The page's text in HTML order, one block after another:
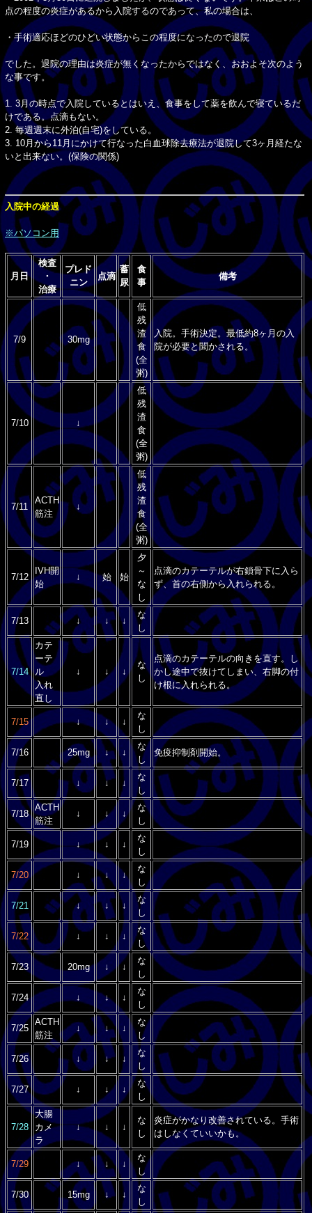
点の程度の炎症があるから入院するのであって、私の場合は、
・手術適応ほどのひどい状態からこの程度になったので退院
でした。退院の理由は炎症が無くなったからではなく、おおよそ次のよう
な事です。
1. 3月の時点で入院しているとはいえ、食事をして薬を飲んで寝ているだ
けである。点滴もない。
2. 毎週週末に外泊(自宅)をしている。
3. 10月から11月にかけて行なった白血球除去療法が退院して3ヶ月経たな
いと出来ない。(保険の関係)
入院中の経過
※パソコン用
月日
検査
・
治療
プレド
ニン
点滴
蓄
尿
食
事
備考
7/9 30mg
低
残
渣
食
(全
粥)
入院。手術決定。最低約8ヶ月の入
院が必要と聞かされる。
7/10 ↓
低
残
渣
食
(全
粥)
7/11
ACTH
筋注
↓
低
残
渣
食
(全
粥)
7/12
IVH開
始
↓ 始 始
夕
～
な
し
点滴のカテーテルが右鎖骨下に入ら
ず、首の右側から入れられる。
7/13 ↓ ↓ ↓
な
し
7/14
カテ
ーテ
ル
入れ
直し
↓ ↓ ↓
な
し
点滴のカテーテルの向きを直す。し
かし途中で抜けてしまい、右脚の付
け根に入れられる。
7/15 ↓ ↓ ↓
な
し
7/16 25mg ↓ ↓
な
し
免疫抑制剤開始。
7/17 ↓ ↓ ↓
な
し
7/18
ACTH
筋注
↓ ↓ ↓
な
し
7/19 ↓ ↓ ↓
な
し
7/20 ↓ ↓ ↓
な
し
7/21 ↓ ↓ ↓
な
し
7/22 ↓ ↓ ↓
な
し
7/23 20mg ↓ ↓
な
し
7/24 ↓ ↓ ↓
な
し
7/25
ACTH
筋注
↓ ↓ ↓
な
し
7/26 ↓ ↓ ↓
な
し
7/27 ↓ ↓ ↓
な
し
7/28
大腸
カメ
ラ
↓ ↓ ↓
な
し
炎症がかなり改善されている。手術
はしなくていいかも。
7/29 ↓ ↓ ↓
な
し
7/30 15mg ↓ ↓
な
し